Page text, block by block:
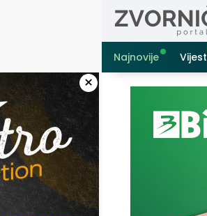
Najnovije
×